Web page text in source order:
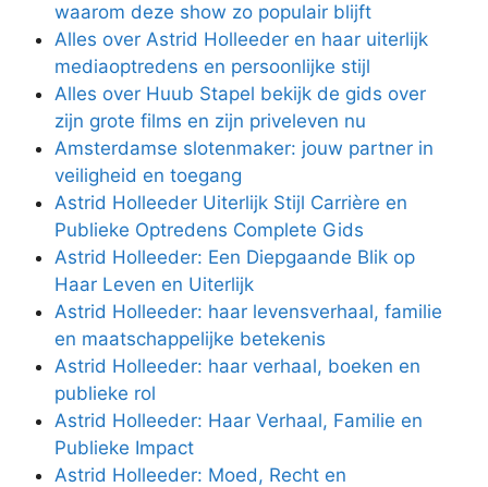
waarom deze show zo populair blijft
Alles over Astrid Holleeder en haar uiterlijk
mediaoptredens en persoonlijke stijl
Alles over Huub Stapel bekijk de gids over
zijn grote films en zijn priveleven nu
Amsterdamse slotenmaker: jouw partner in
veiligheid en toegang
Astrid Holleeder Uiterlijk Stijl Carrière en
Publieke Optredens Complete Gids
Astrid Holleeder: Een Diepgaande Blik op
Haar Leven en Uiterlijk
Astrid Holleeder: haar levensverhaal, familie
en maatschappelijke betekenis
Astrid Holleeder: haar verhaal, boeken en
publieke rol
Astrid Holleeder: Haar Verhaal, Familie en
Publieke Impact
Astrid Holleeder: Moed, Recht en